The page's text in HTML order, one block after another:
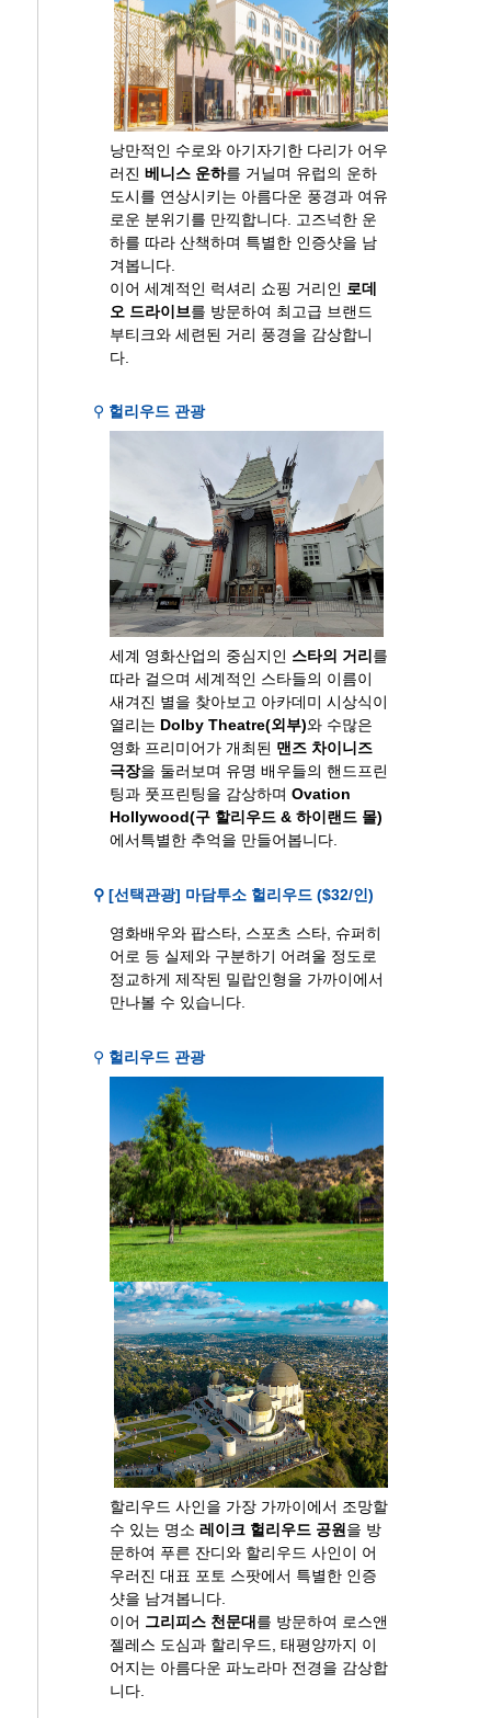
낭만적인 수로와 아기자기한 다리가 어우
러진 베니스 운하를 거닐며 유럽의 운하
도시를 연상시키는 아름다운 풍경과 여유
로운 분위기를 만끽합니다. 고즈넉한 운
하를 따라 산책하며 특별한 인증샷을 남
겨봅니다.
이어 세계적인 럭셔리 쇼핑 거리인 로데
오 드라이브를 방문하여 최고급 브랜드
부티크와 세련된 거리 풍경을 감상합니
다.
⚲ 헐리우드 관광
세계 영화산업의 중심지인 스타의 거리를
따라 걸으며 세계적인 스타들의 이름이
새겨진 별을 찾아보고 아카데미 시상식이
열리는 Dolby Theatre(외부)와 수많은
영화 프리미어가 개최된 맨즈 차이니즈
극장을 둘러보며 유명 배우들의 핸드프린
팅과 풋프린팅을 감상하며 Ovation
Hollywood(구 할리우드 & 하이랜드 몰)
에서특별한 추억을 만들어봅니다.
⚲ [선택관광] 마담투소 헐리우드 ($32/인)
영화배우와 팝스타, 스포츠 스타, 슈퍼히
어로 등 실제와 구분하기 어려울 정도로
정교하게 제작된 밀랍인형을 가까이에서
만나볼 수 있습니다.
⚲ 헐리우드 관광
할리우드 사인을 가장 가까이에서 조망할
수 있는 명소 레이크 헐리우드 공원을 방
문하여 푸른 잔디와 할리우드 사인이 어
우러진 대표 포토 스팟에서 특별한 인증
샷을 남겨봅니다.
이어 그리피스 천문대를 방문하여 로스앤
젤레스 도심과 할리우드, 태평양까지 이
어지는 아름다운 파노라마 전경을 감상합
니다.